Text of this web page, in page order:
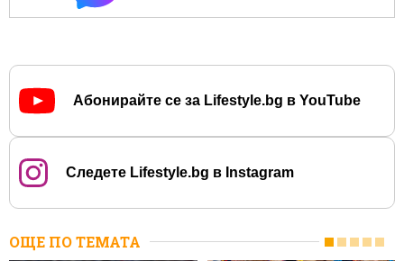
Абонирайте се за Lifestyle.bg в YouTube
Следете Lifestyle.bg в Instagram
ОЩЕ ПО ТЕМАТА